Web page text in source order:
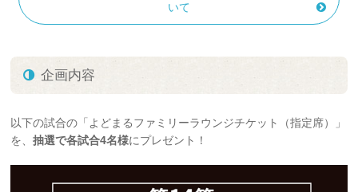
いて
企画内容
以下の試合の「よどまるファミリーラウンジチケット（指定席）」
を、抽選で各試合4名様にプレゼント！